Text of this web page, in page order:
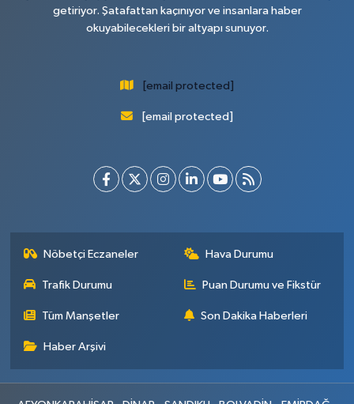
getiriyor. Şatafattan kaçınıyor ve insanlara haber
okuyabilecekleri bir altyapı sunuyor.
[email protected]
[email protected]
Nöbetçi Eczaneler Hava Durumu
Trafik Durumu Puan Durumu ve Fikstür
Tüm Manşetler Son Dakika Haberleri
Haber Arşivi